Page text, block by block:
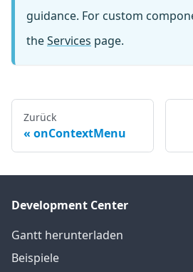
guidance. For custom
theServices page.
Zurück
onContextMenu
Development Center
Gantt herunterladen
Beispiele